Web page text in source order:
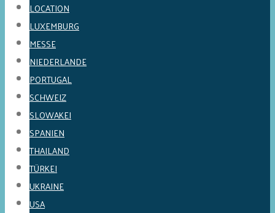
LOCATION
LUXEMBURG
MESSE
NIEDERLANDE
PORTUGAL
SCHWEIZ
SLOWAKEI
SPANIEN
THAILAND
TÜRKEI
UKRAINE
USA